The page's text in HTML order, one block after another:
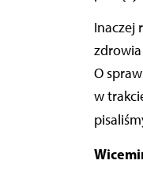
Inaczej
O
w